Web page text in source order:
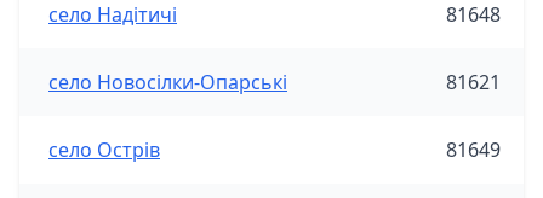
село Надітичі 81648
село Новосілки-Опарські 81621
село Острів 81649